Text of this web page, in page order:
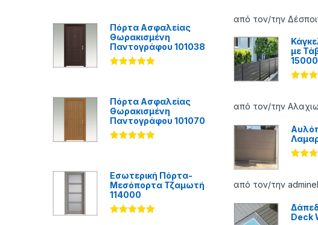
Πόρτα Ασφαλείας
Θωρακισμένη
Παντογράφου 101038
Πόρτα Ασφαλείας
Θωρακισμένη
Παντογράφου 101070
Εσωτερική Πόρτα-
Μεσόπορτα Τζαμωτή
114000
από 5
από τον/την
με
από 5
από τον/την
από 5
από τον/την
Deck